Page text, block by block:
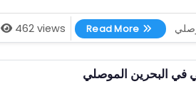
462 views Read More
جلب الحبيب للزواج الشيخ الموصلي 00905315773815
في البحرين الموصلي